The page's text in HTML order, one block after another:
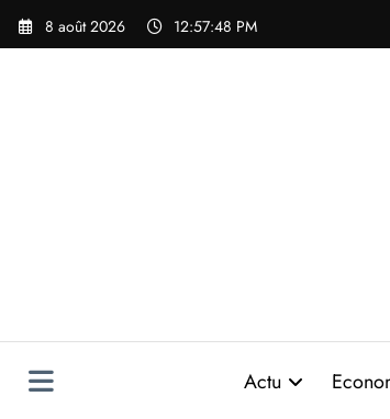
Aller
8 août 2026 12:57:51 PM
Actu